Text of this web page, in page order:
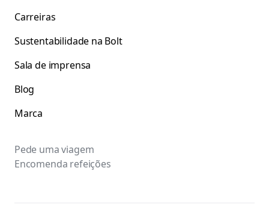
Carreiras
Sustentabilidade na Bolt
Sala de imprensa
Blog
Marca
Pede uma viagem
Encomenda refeições